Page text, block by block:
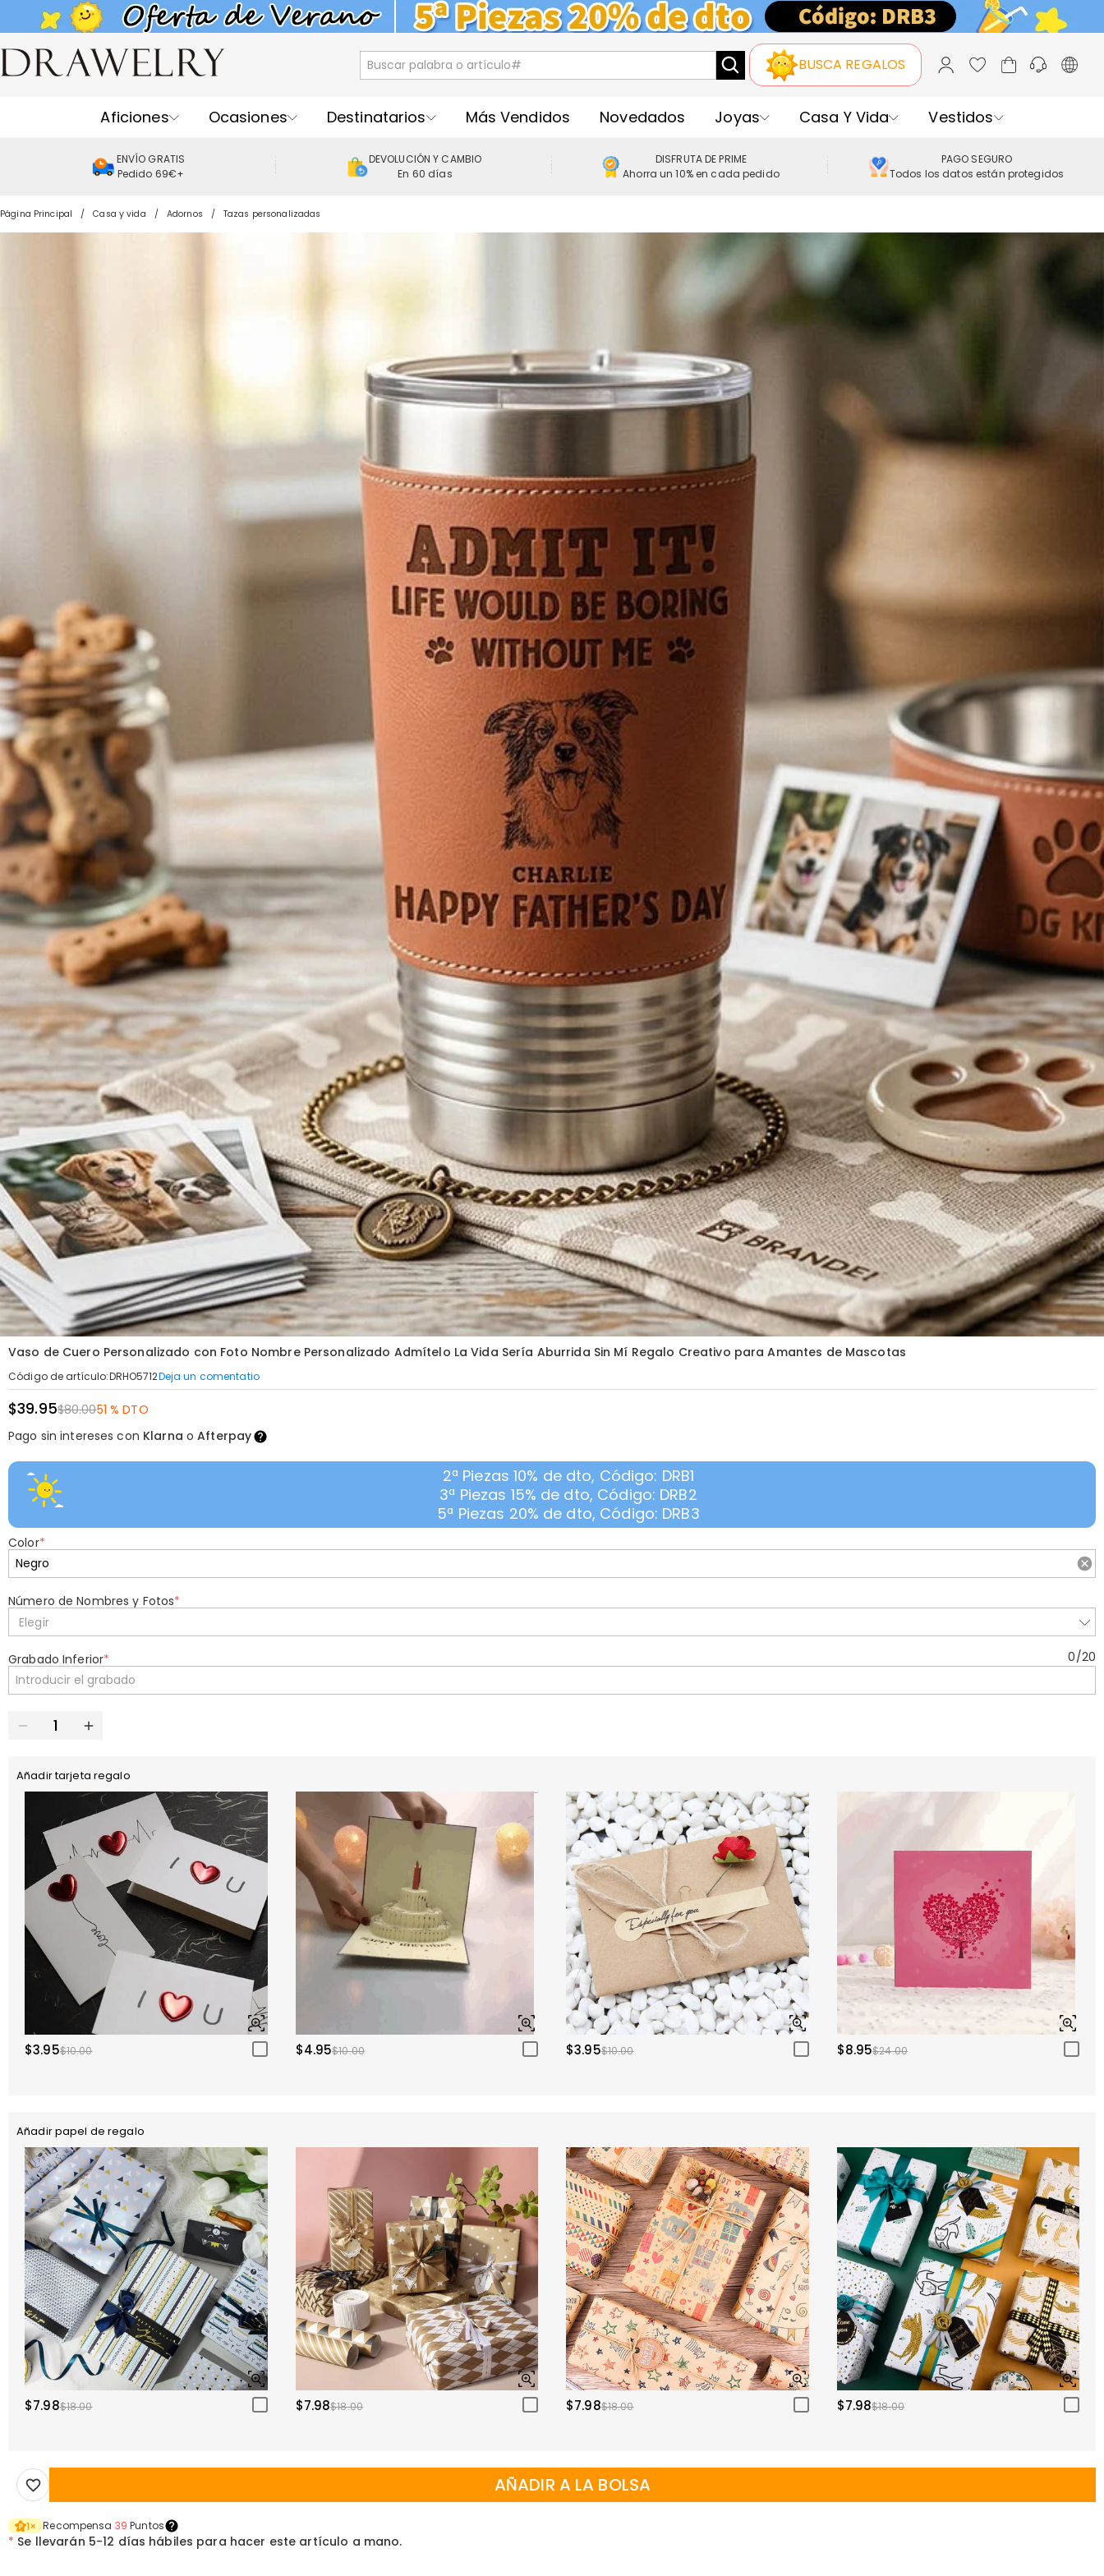
BUSCA REGALOS
Aficiones Ocasiones Destinatarios Más Vendidos Novedados Joyas Casa Y Vida Vestidos
ENVÍO GRATIS
Pedido 69€+
DEVOLUCIÓN Y CAMBIO
En 60 días
DISFRUTA DE PRIME
Ahorra un 10% en cada pedido
PAGO SEGURO
Todos los datos están protegidos
Página Principal Casa y vida Adornos Tazas personalizadas
Vaso de Cuero Personalizado con Foto Nombre Personalizado Admítelo La Vida Sería Aburrida Sin Mí Regalo Creativo para Amantes de Mascotas
Código de artículo:DRHO5712Deja un comentatio
$39.95$80.0051 % DTO
Pago sin intereses con Klarna oAfterpay
2ª Piezas 10% de dto, Código: DRB1
3ª Piezas 15% de dto, Código: DRB2
5ª Piezas 20% de dto, Código: DRB3
Color*
Número de Nombres y Fotos*
Elegir
Grabado Inferior* 0/20
Añadir tarjeta regalo
$3.95$10.00 $4.95$10.00 $3.95$10.00 $8.95$24.00
Añadir papel de regalo
$7.98$18.00 $7.98$18.00 $7.98$18.00 $7.98$18.00
AÑADIR A LA BOLSA
1× Recompensa 39 Puntos
* Se llevarán 5-12 días hábiles para hacer este artículo a mano.